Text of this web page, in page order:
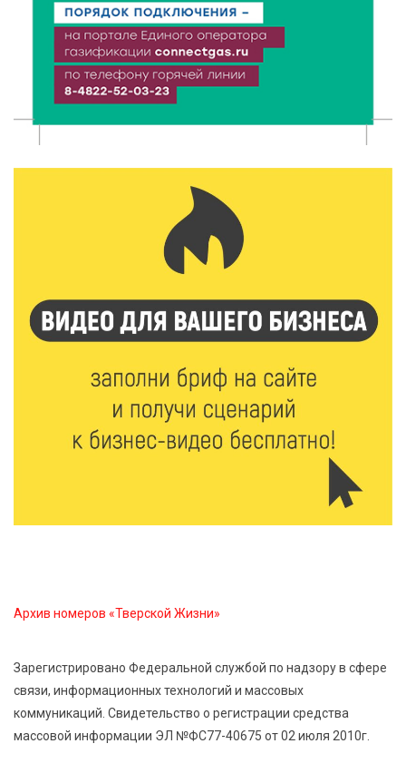
8 Авг 2026 12:12 671
Более 40 миллионов на металлургию получил бизнес
Твери
8 Авг 2026 11:37 319
От теории до практики: в детских лагерях Тверской
Арбуз без риска: на что обратить внимание при
покупке — советы Роскачества
8 Авг 2026 10:21 387
Виталий Королев рассказал о доступном спорте
для жителей Верхневолжья
«Эстафету чемпионов» провели на площади
Оленинского Дома культуры
день
7 Авг 2026 23:02 429
В Тверской области стартовала четвертая смена:
инспекторы ГИБДД напомнили школьникам
правила безопасности в автобусах
Архив номеров «Тверской Жизни»
Зарегистрировано Федеральной службой по надзору в сфере
связи, информационных технологий и массовых
коммуникаций. Свидетельство о регистрации средства
массовой информации ЭЛ №ФС77-40675 от 02 июля 2010г.